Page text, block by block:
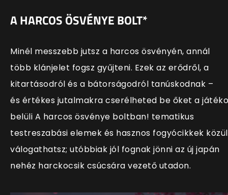
A HARCOS ÖSVÉNYE BOLT*
Minél messzebb jutsz a harcos ösvényén, annál
több klánjelet fogsz gyűjteni. Ezek az erődről, a
kitartásodról és a bátorságodról tanúskodnak –
és értékes jutalmakra cserélheted be őket a
belüli A harcos ösvénye boltban! tematikus
testreszabási elemek és hasznos fogyócikkek közül
válogathatsz; utóbbiak jól fognak jönni az új japán
nehéz harckocsik csúcsára vezető utadon.